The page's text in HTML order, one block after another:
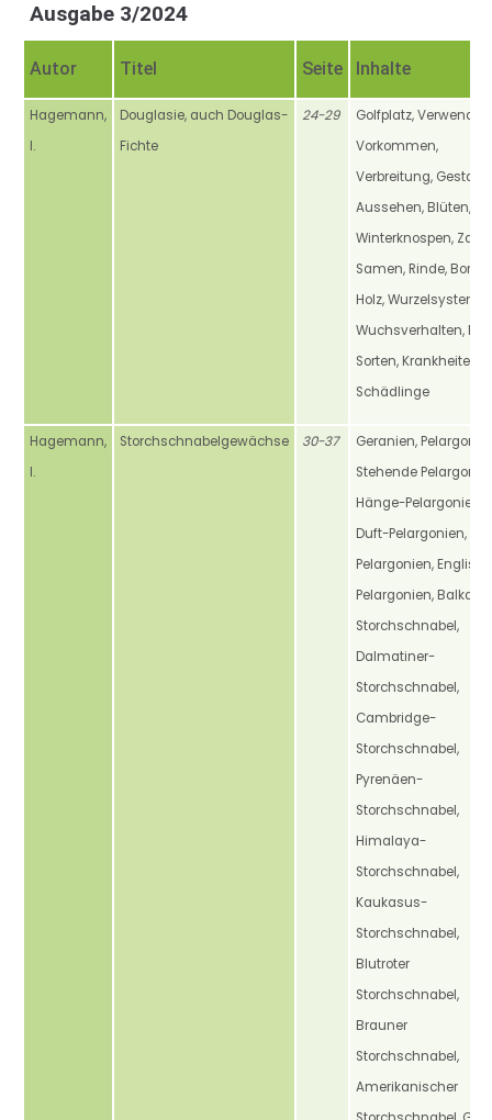
Ausgabe 3/2024
Autor Titel Seite Inhalte
Hagemann,
I.
Douglasie, auch Douglas-
Fichte
24-29
Golfplatz,
Vorkommen,
Verbreitung, Gestalt,
Aussehen, Blüten,
Winterknospen,
Samen, Rinde, Borke,
Holz, Wurzelsystem,
Wuchsverhalten,
Sorten, Krankheiten,
Schädlinge
Hagemann,
I.
Storchschnabelgewächse 30-37
Geranien,
Stehende
Hänge-Pelargonien,
Duft-Pelargonien,
Pelargonien,
Pelargonien, Balkan-
Storchschnabel,
Dalmatiner-
Storchschnabel,
Cambridge-
Storchschnabel,
Pyrenäen-
Storchschnabel,
Himalaya-
Storchschnabel,
Kaukasus-
Storchschnabel,
Blutroter
Storchschnabel,
Brauner
Storchschnabel,
Amerikanischer